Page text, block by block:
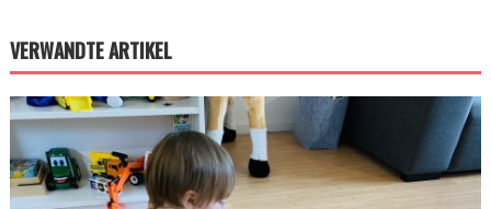
VERWANDTE ARTIKEL